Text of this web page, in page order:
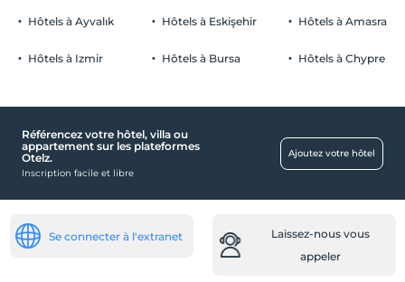
Accès facile à l'hôpital (15 minutes)
Autre
Climatisation
De bébé
Hôtels à Ayvalık
Hôtels à Izmir
Hôtels à Eskişehir
Hôtels à Bursa
Hôtels à Amasra
Hôtels à Chypre
Référencez votre hôtel, villa ou
appartement sur les plateformes
Otelz.
Inscription facile et libre
Ajoutez votre hôtel
Se connecter à l'extranet
Laissez-nous vous
appeler